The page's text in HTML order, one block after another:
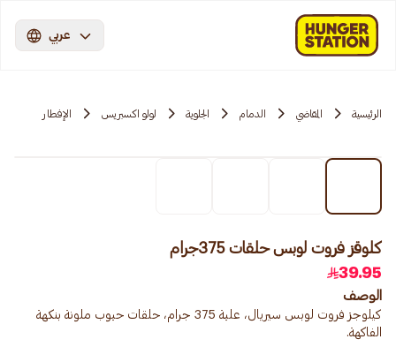
عربي
الرئيسية المقاضي الدمام الجلوية لولو اكسبريس الإفطار
كلوقز فروت لوبس حلقات 375جرام
39.95
الوصف
كيلوجز فروت لوبس سيريال، علبة 375 جرام، حلقات حبوب ملونة بنكهة
الفاكهة.